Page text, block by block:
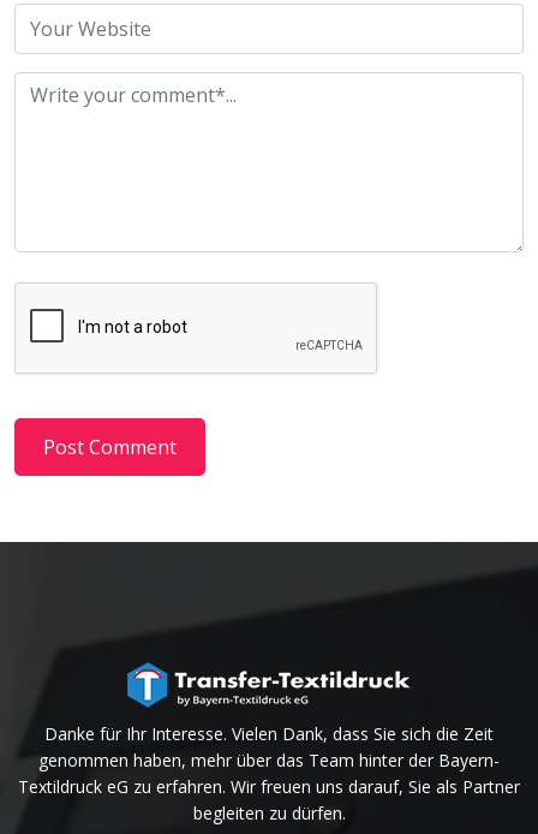
Post Comment
Danke für Ihr Interesse. Vielen Dank, dass Sie sich die Zeit
genommen haben, mehr über das Team hinter der Bayern-
Textildruck eG zu erfahren. Wir freuen uns darauf, Sie als Partner
begleiten zu dürfen.